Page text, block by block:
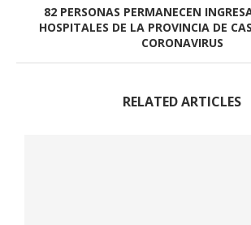
82 PERSONAS PERMANECEN
HOSPITALES DE LA PROVINCIA DE
CORONAVIRUS
RELATED ARTICLES